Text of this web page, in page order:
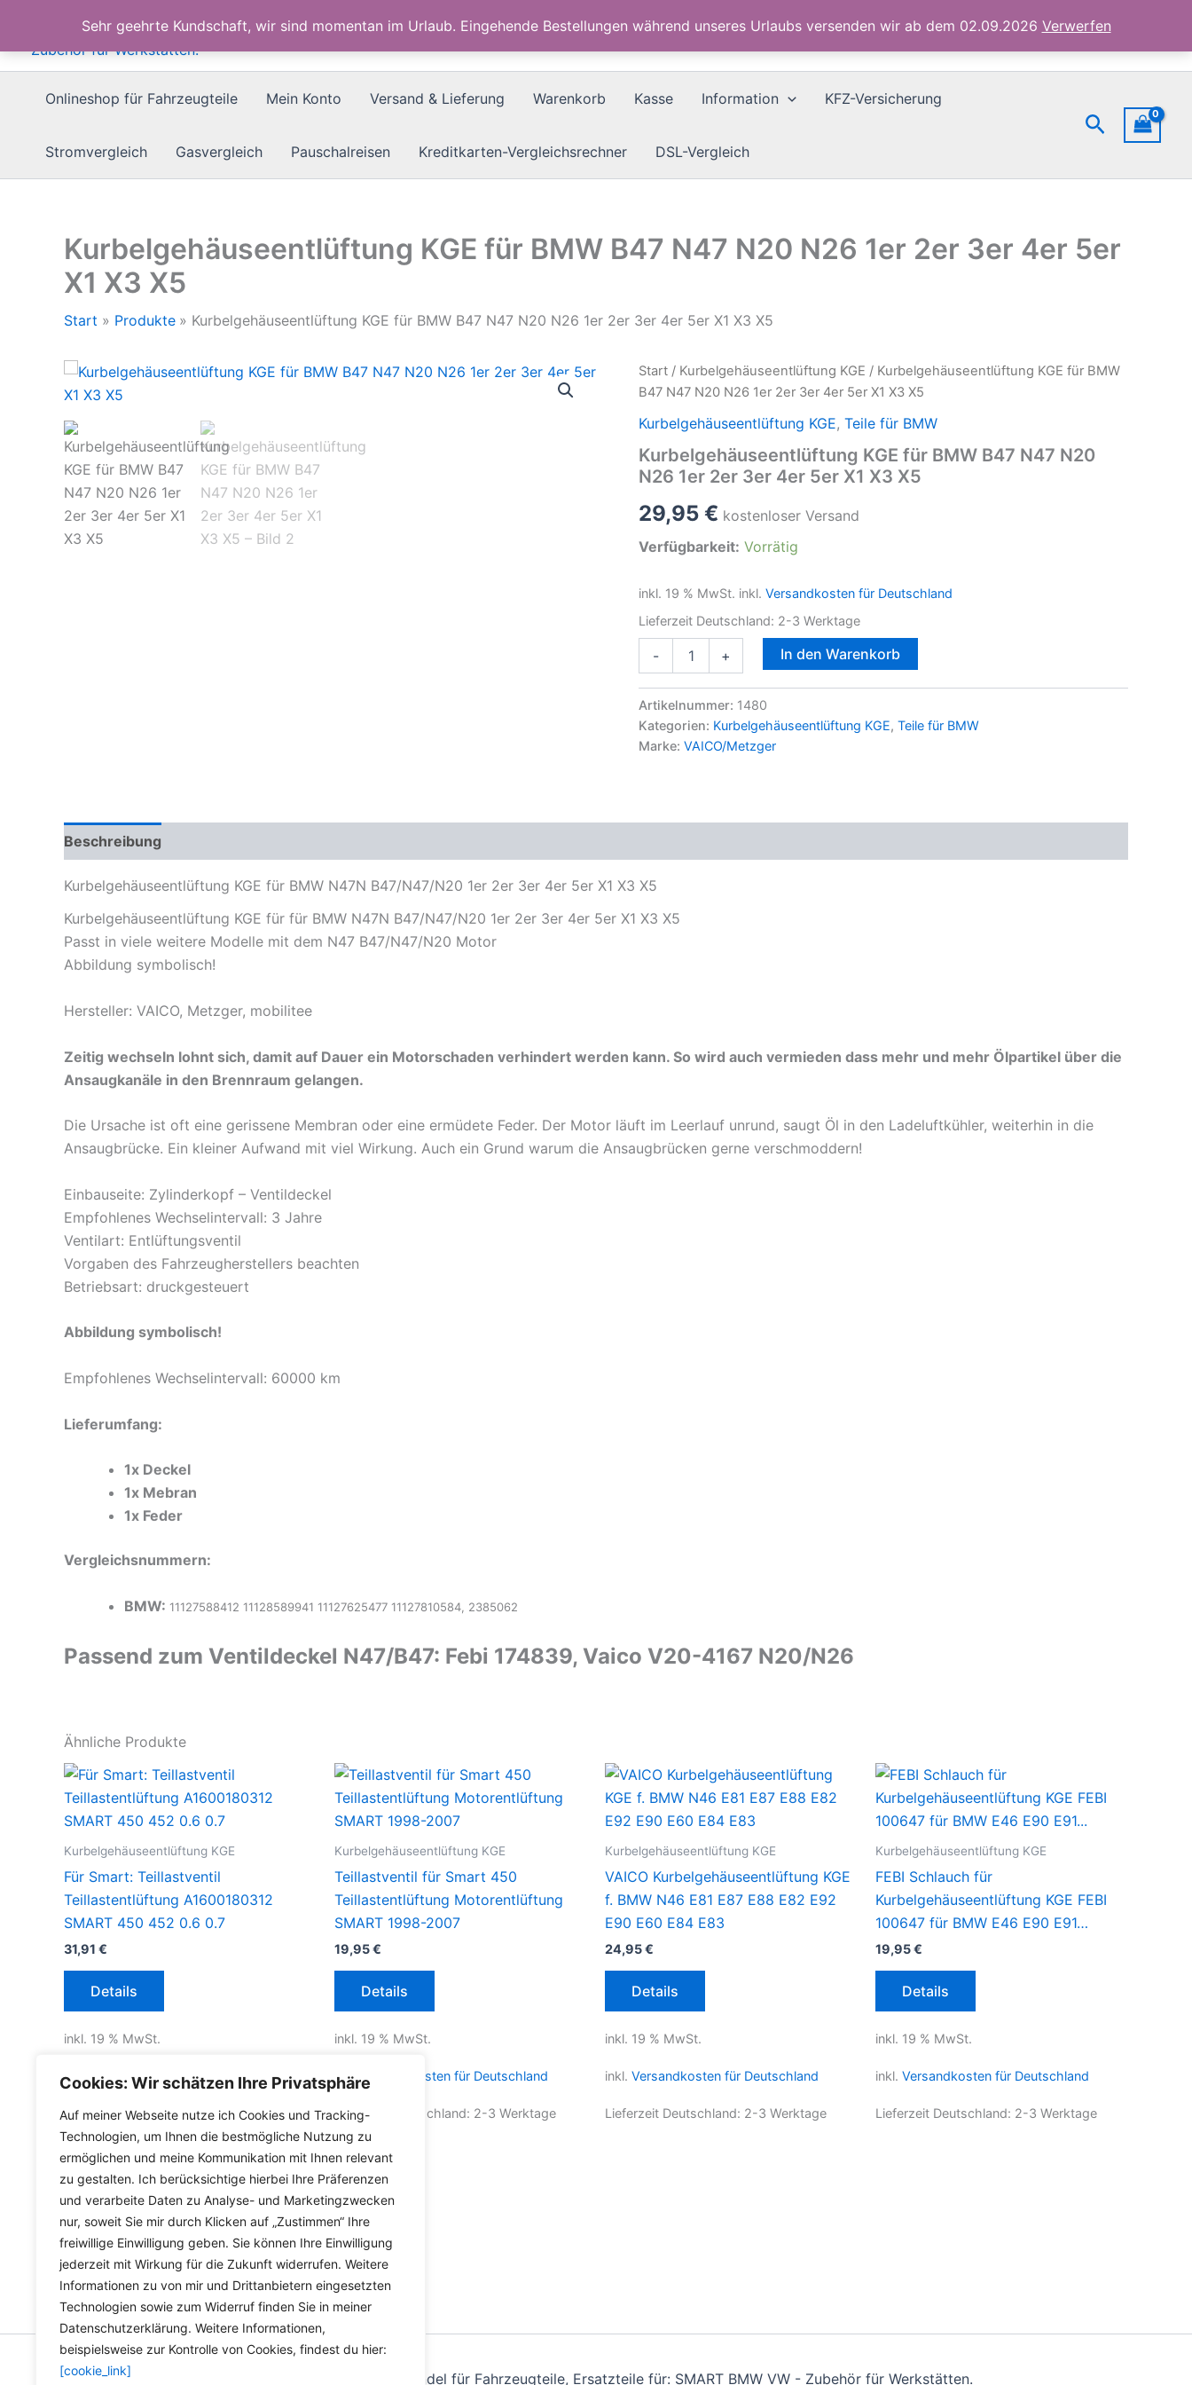
Cookies: Wir schätzen Ihre Privatsphäre
Auf meiner Webseite nutze ich Cookies und Tracking-
Technologien, um Ihnen die bestmögliche Nutzung zu
ermöglichen und meine Kommunikation mit Ihnen relevant
zu gestalten. Ich berücksichtige hierbei Ihre Präferenzen
und verarbeite Daten zu Analyse- und Marketingzwecken
nur, soweit Sie mir durch Klicken auf „Zustimmen“ Ihre
freiwillige Einwilligung geben. Sie können Ihre Einwilligung
jederzeit mit Wirkung für die Zukunft widerrufen. Weitere
Informationen zu von mir und Drittanbietern eingesetzten
Technologien sowie zum Widerruf finden Sie in meiner
Datenschutzerklärung. Weitere Informationen,
beispielsweise zur Kontrolle von Cookies, findest du hier:
[cookie_link]
Sehr geehrte Kundschaft, wir sind momentan im Urlaub. Eingehende Bestellungen während unseres Urlaubs versenden wir ab dem 02.09.2026 Verwerfen
springen
Onlineshop für Fahrzeugteile Mein Konto Versand & Lieferung Warenkorb Kasse Information KFZ-Versicherung
Stromvergleich Gasvergleich Pauschalreisen Kreditkarten-Vergleichsrechner DSL-Vergleich
Suchen
Kurbelgehäuseentlüftung KGE für BMW B47 N47 N20 N26 1er 2er 3er 4er 5er
X1 X3 X5
Start Produkte Kurbelgehäuseentlüftung KGE für BMW B47 N47 N20 N26 1er 2er 3er 4er 5er X1 X3 X5
Start / Kurbelgehäuseentlüftung KGE / Kurbelgehäuseentlüftung KGE für BMW
B47 N47 N20 N26 1er 2er 3er 4er 5er X1 X3 X5
Kurbelgehäuseentlüftung KGE, Teile für BMW
Kurbelgehäuseentlüftung KGE für BMW B47 N47 N20
N26 1er 2er 3er 4er 5er X1 X3 X5
29,95 € kostenloser Versand
Verfügbarkeit: Vorrätig
inkl. 19 % MwSt. inkl. Versandkosten für Deutschland
Lieferzeit Deutschland: 2-3 Werktage
-
Kurbelgehäuseentlüftung
BMW
N47
N20
3er
5er
X3
X5
+ In den Warenkorb
Artikelnummer: 1480
Kategorien: Kurbelgehäuseentlüftung KGE, Teile für BMW
Marke: VAICO/Metzger
Beschreibung
Kurbelgehäuseentlüftung KGE für BMW N47N B47/N47/N20 1er 2er 3er 4er 5er X1 X3 X5
Kurbelgehäuseentlüftung KGE für für BMW N47N B47/N47/N20 1er 2er 3er 4er 5er X1 X3 X5
Passt in viele weitere Modelle mit dem N47 B47/N47/N20 Motor
Abbildung symbolisch!
Hersteller: VAICO, Metzger, mobilitee
Zeitig wechseln lohnt sich, damit auf Dauer ein Motorschaden verhindert werden kann. So wird auch vermieden dass mehr und mehr Ölpartikel über die
Ansaugkanäle in den Brennraum gelangen.
Die Ursache ist oft eine gerissene Membran oder eine ermüdete Feder. Der Motor läuft im Leerlauf unrund, saugt Öl in den Ladeluftkühler, weiterhin in die
Ansaugbrücke. Ein kleiner Aufwand mit viel Wirkung. Auch ein Grund warum die Ansaugbrücken gerne verschmoddern!
Einbauseite: Zylinderkopf – Ventildeckel
Empfohlenes Wechselintervall: 3 Jahre
Ventilart: Entlüftungsventil
Vorgaben des Fahrzeugherstellers beachten
Betriebsart: druckgesteuert
Abbildung symbolisch!
Empfohlenes Wechselintervall: 60000 km
Lieferumfang:
1x Deckel
1x Mebran
1x Feder
Vergleichsnummern:
BMW: 11127588412 11128589941 11127625477 11127810584, 2385062
Passend zum Ventildeckel N47/B47: Febi 174839, Vaico V20-4167 N20/N26
Ähnliche Produkte
Kurbelgehäuseentlüftung KGE
Für Smart: Teillastventil
Teillastentlüftung A1600180312
SMART 450 452 0.6 0.7
31,91 €
Details
inkl. 19 % MwSt.
inkl. Versandkosten für Deutschland
Lieferzeit Deutschland:2-3 Werktage
Kurbelgehäuseentlüftung KGE
Teillastventil für Smart 450
Teillastentlüftung Motorentlüftung
SMART 1998-2007
19,95€
Details
inkl. 19 % MwSt.
inkl. Versandkosten für Deutschland
Lieferzeit Deutschland: 2-3 Werktage
Kurbelgehäuseentlüftung KGE
VAICO Kurbelgehäuseentlüftung KGE
f. BMW N46 E81 E87 E88 E82 E92
E90 E60 E84 E83
24,95€
Details
inkl. 19 % MwSt.
inkl. Versandkosten für Deutschland
Lieferzeit Deutschland: 2-3 Werktage
Kurbelgehäuseentlüftung KGE
FEBI Schlauch für
Kurbelgehäuseentlüftung KGE FEBI
100647 für BMW E46 E90 E91…
19,95€
Details
inkl. 19 % MwSt.
inkl. Versandkosten für Deutschland
Lieferzeit Deutschland: 2-3 Werktage
Copyright © 2026 Versandhandel für Fahrzeugteile, Ersatzteile für: SMART BMW VW - Zubehör für Werkstätten.
N20
N26
1er
2er
4er
X5